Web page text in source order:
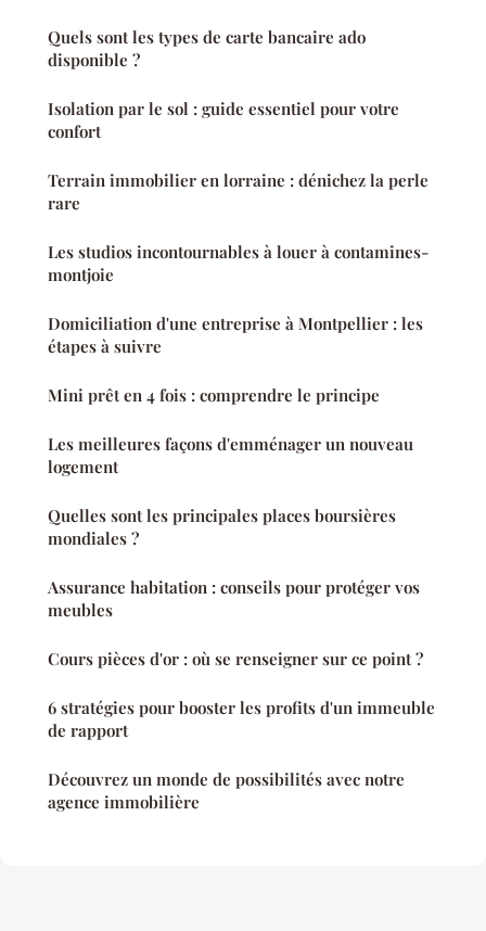
Quels sont les types de carte bancaire ado
disponible ?
Isolation par le sol : guide essentiel pour votre
confort
Terrain immobilier en lorraine : dénichez la perle
rare
Les studios incontournables à louer à contamines-
montjoie
Domiciliation d'une entreprise à Montpellier : les
étapes à suivre
Mini prêt en 4 fois : comprendre le principe
Les meilleures façons d'emménager un nouveau
logement
Quelles sont les principales places boursières
mondiales ?
Assurance habitation : conseils pour protéger vos
meubles
Cours pièces d'or : où se renseigner sur ce point ?
6 stratégies pour booster les profits d'un immeuble
de rapport
Découvrez un monde de possibilités avec notre
agence immobilière